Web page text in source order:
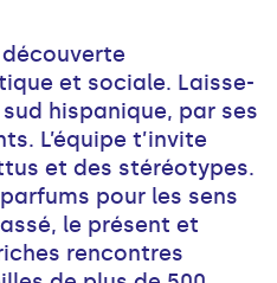
et sociale. Laisse-
hispanique, par ses
L’équipe t’invite
et des stéréotypes.
pour les sens
le présent et
rencontres